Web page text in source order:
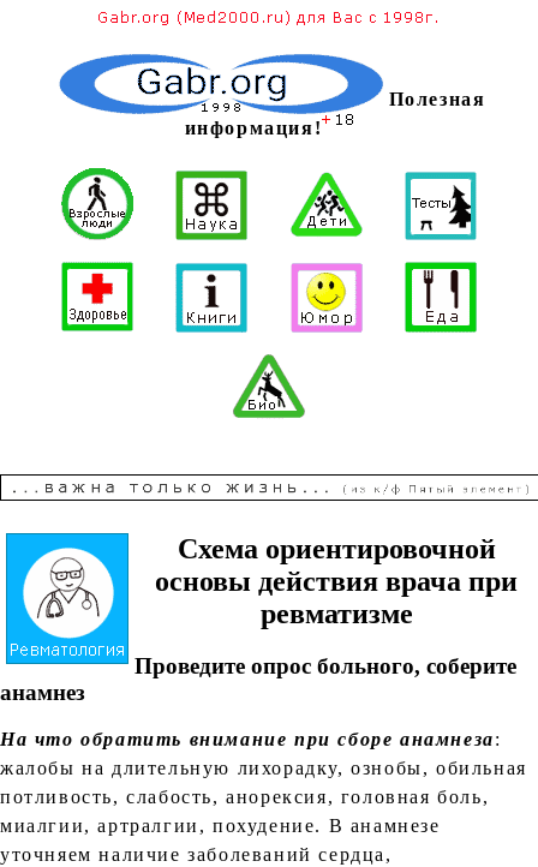
Полезная
информация!
Схема ориентировочной
основы действия врача при
ревматизме
Проведите опрос больного, соберите
анамнез
На что обратить внимание при сборе анамнеза:
жалобы на длительную лихорадку, ознобы, обильная
потливость, слабость, анорексия, головная боль,
миалгии, артралгии, похудение. В анамнезе
уточняем наличие заболеваний сердца,